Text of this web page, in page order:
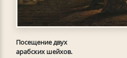
Посещение двух
арабских шейхов.